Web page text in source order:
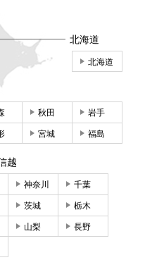
北海道
北海道
秋田 岩手
宮城 福島
越
神奈川 千葉
茨城 栃木
山梨 長野